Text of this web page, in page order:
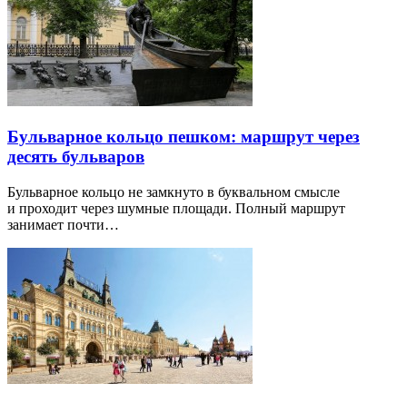
Бульварное кольцо пешком: маршрут через
десять бульваров
Бульварное кольцо не замкнуто в буквальном смысле
и проходит через шумные площади. Полный маршрут
занимает почти…